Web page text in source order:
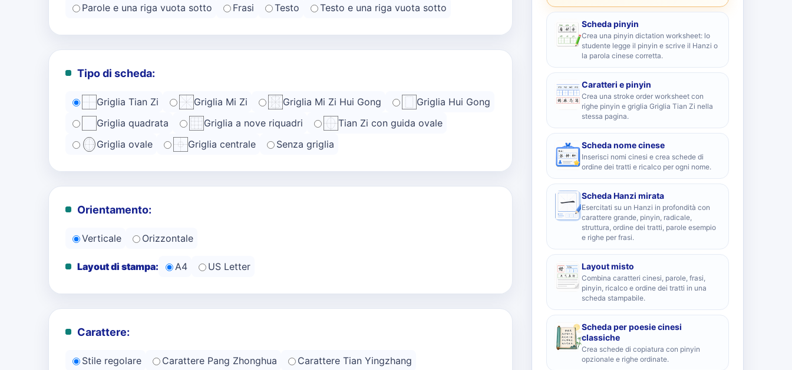
Parole e una riga vuota sotto
Frasi Testo Testo e una riga vuota sotto
Tipo di scheda:
Griglia Tian Zi Griglia Mi Zi Griglia Mi Zi Hui Gong
Griglia Hui Gong
Griglia quadrata
Griglia a nove riquadri
Tian Zi con guida ovale
Griglia ovale
Griglia centrale Senza griglia
Orientamento:
Verticale Orizzontale
Layout di stampa: A4 US Letter
Carattere:
Stile regolare Carattere Pang Zhonghua
Carattere Tian Yingzhang
Scheda pinyin
Crea una pinyin dictation worksheet: lo
studente legge il pinyin e scrive il Hanzi o
la parola cinese corretta.
Caratteri e pinyin
Crea una stroke order worksheet con
righe pinyin e griglia Griglia Tian Zi nella
stessa pagina.
Scheda nome cinese
Inserisci nomi cinesi e crea schede di
ordine dei tratti e ricalco per ogni nome.
Scheda Hanzi mirata
Esercitati su un Hanzi in profondità con
carattere grande, pinyin, radicale,
struttura, ordine dei tratti, parole esempio
e righe per frasi.
Layout misto
Combina caratteri cinesi, parole, frasi,
pinyin, ricalco e ordine dei tratti in una
scheda stampabile.
Scheda per poesie cinesi
classiche
Crea schede di copiatura con pinyin
opzionale e righe ordinate.